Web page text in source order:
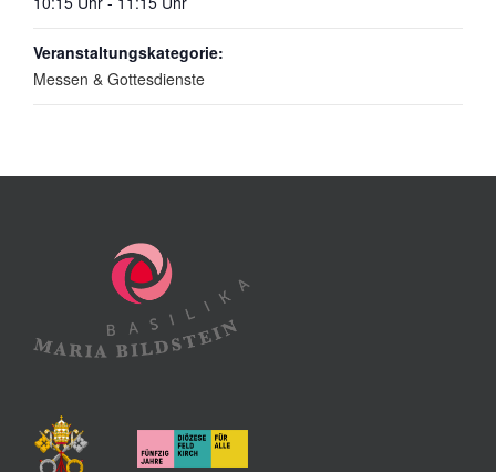
Veranstaltungskategorie:
Messen & Gottesdienste